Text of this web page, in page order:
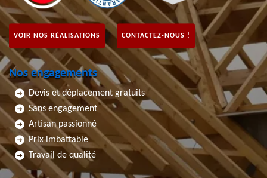
VOIR NOS RÉALISATIONS CONTACTEZ-NOUS !
Nos engagements
Devis et déplacement gratuits
Sans engagement
Artisan passionné
Prix imbattable
Travail de qualité